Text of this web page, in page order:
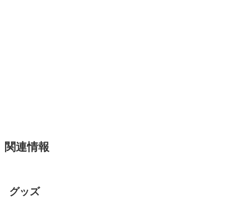
関連情報
グッズ